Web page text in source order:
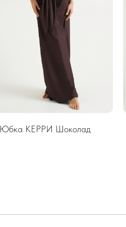
Юбка КЕРРИ Шоколад